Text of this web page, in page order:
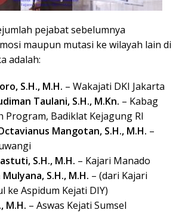
pejabat sebelumnya
maupun mutasi ke wilayah lain di
adalah:
S.H., M.H. – Wakajati DKI Jakarta
Taulani, S.H., M.Kn. – Kabag
Program, Badiklat Kejagung RI
Mangotan, S.H., M.H. –
S.H., M.H. – Kajari Manado
S.H., M.H. – (dari Kajari
ke Aspidum Kejati DIY)
M.H. – Aswas Kejati Sumsel